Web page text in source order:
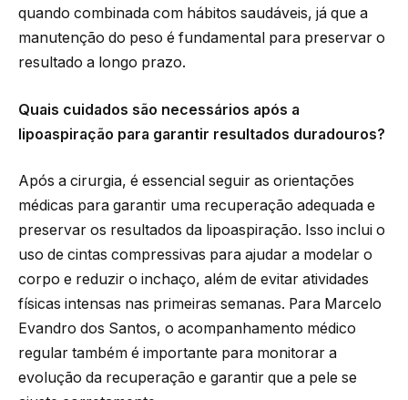
quando combinada com hábitos saudáveis, já que a
manutenção do peso é fundamental para preservar o
resultado a longo prazo.
Quais cuidados são necessários após a
lipoaspiração para garantir resultados duradouros?
Após a cirurgia, é essencial seguir as orientações
médicas para garantir uma recuperação adequada e
preservar os resultados da lipoaspiração. Isso inclui o
uso de cintas compressivas para ajudar a modelar o
corpo e reduzir o inchaço, além de evitar atividades
físicas intensas nas primeiras semanas. Para Marcelo
Evandro dos Santos, o acompanhamento médico
regular também é importante para monitorar a
evolução da recuperação e garantir que a pele se